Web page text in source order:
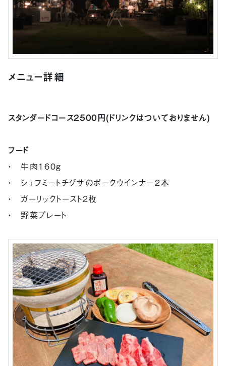
メニュー詳細
スタンダードコース2500円(ドリンクはついておりません)
フード
・ 牛肉160g
・ シェフミートチグサのポークウインナー２本
・ ガーリックトースト２枚
・ 野菜プレート